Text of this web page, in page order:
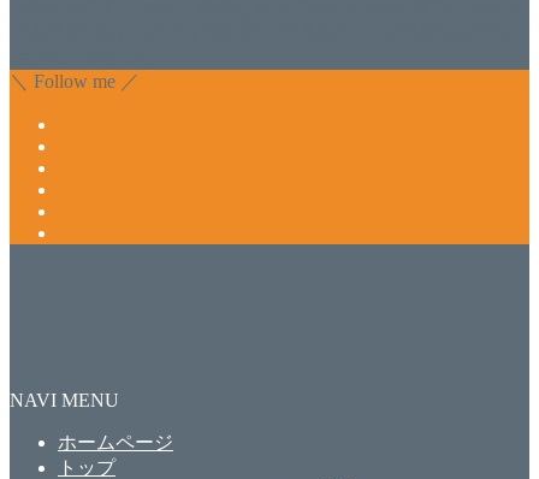
＼ Follow me ／
NAVI MENU
ホームページ
トップ